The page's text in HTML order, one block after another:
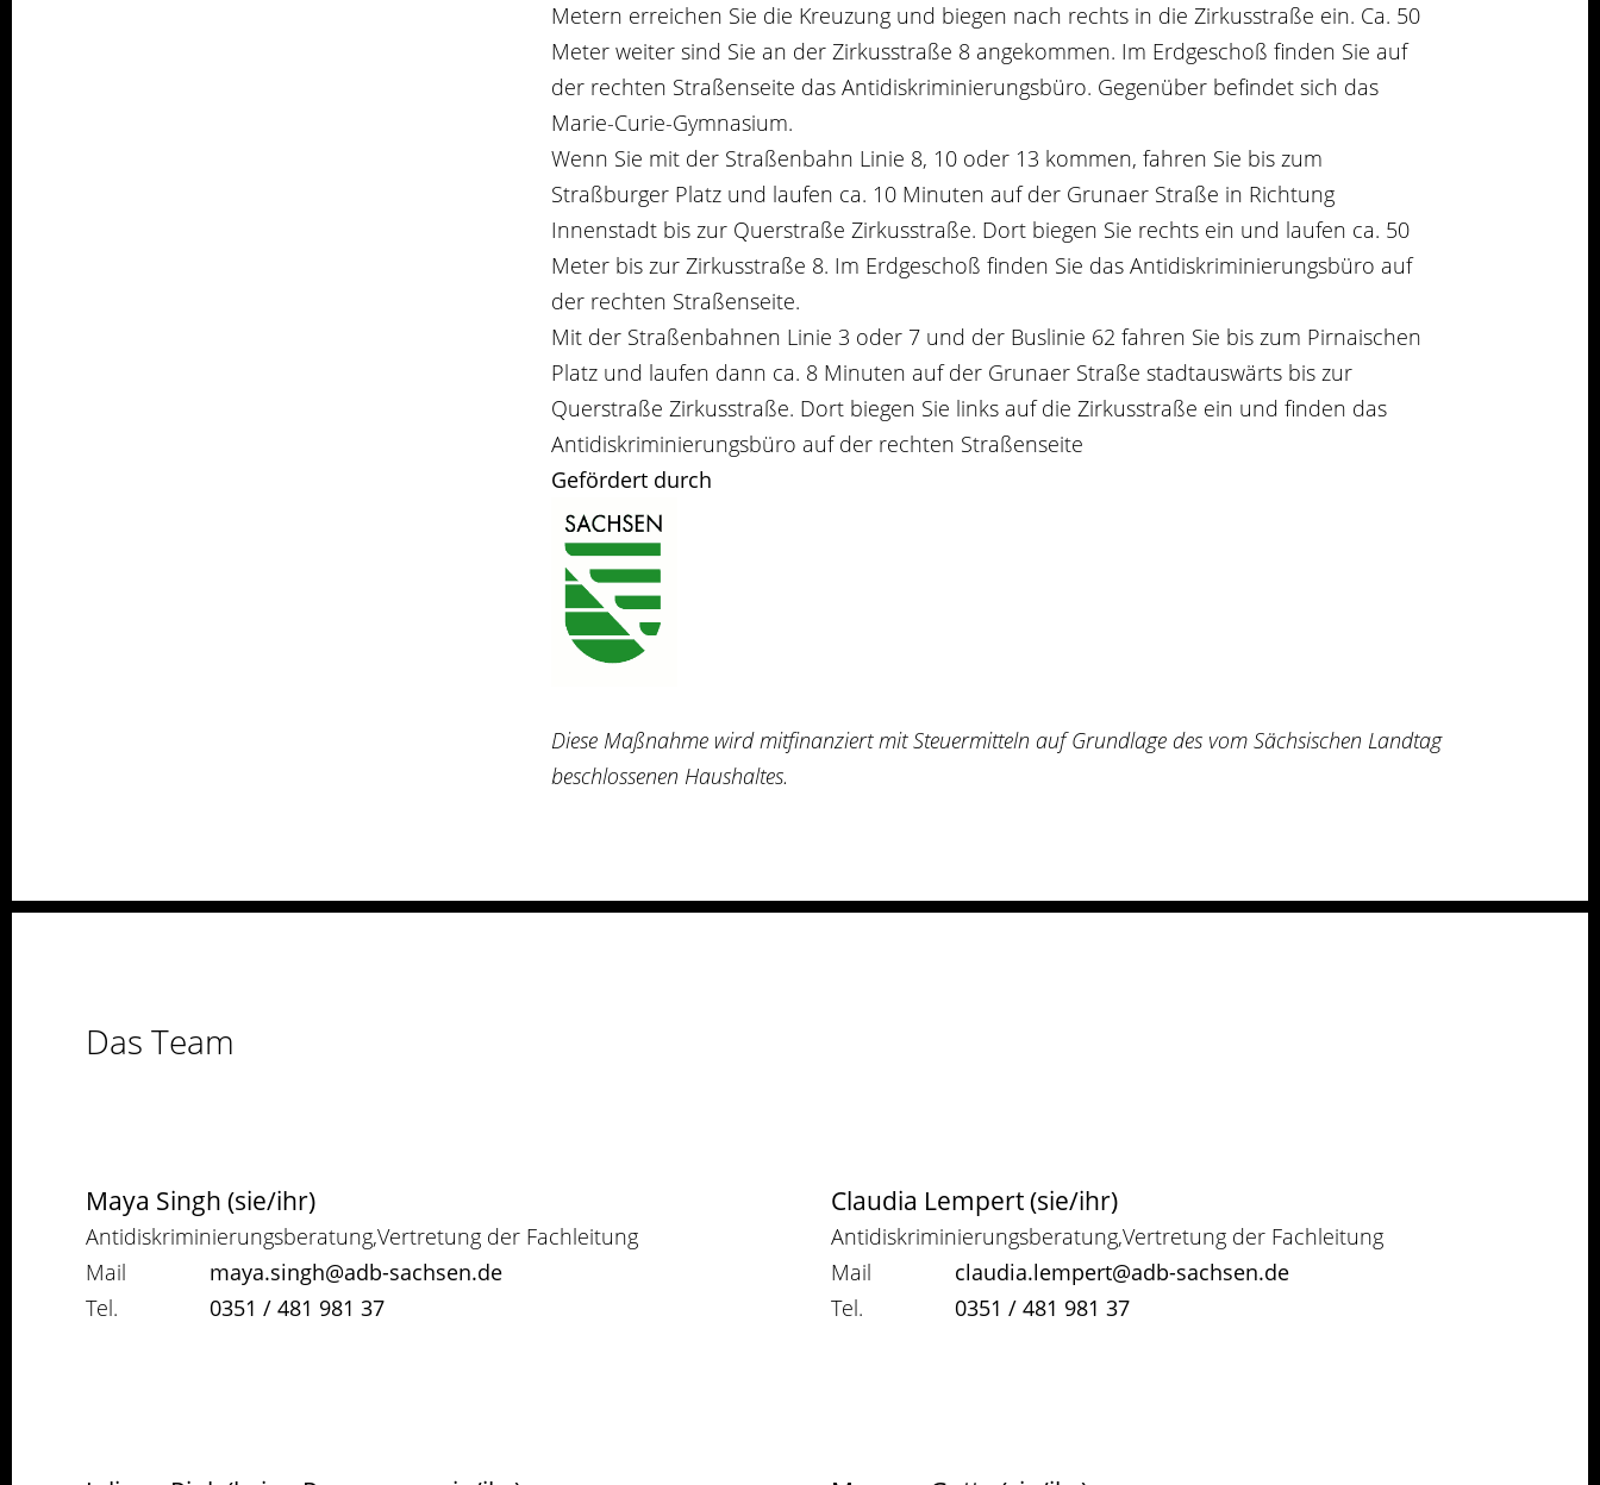
Metern erreichen Sie die Kreuzung und biegen nach rechts in die Zirkusstraße ein. Ca. 50
Meter weiter sind Sie an der Zirkusstraße 8 angekommen. Im Erdgeschoß finden Sie auf
der rechten Straßenseite das Antidiskriminierungsbüro. Gegenüber befindet sich das
Marie-Curie-Gymnasium.
Wenn Sie mit der Straßenbahn Linie 8, 10 oder 13 kommen, fahren Sie bis zum
Straßburger Platz und laufen ca. 10 Minuten auf der Grunaer Straße in Richtung
Innenstadt bis zur Querstraße Zirkusstraße. Dort biegen Sie rechts ein und laufen ca. 50
Meter bis zur Zirkusstraße 8. Im Erdgeschoß finden Sie das Antidiskriminierungsbüro auf
der rechten Straßenseite.
Mit der Straßenbahnen Linie 3 oder 7 und der Buslinie 62 fahren Sie bis zum Pirnaischen
Platz und laufen dann ca. 8 Minuten auf der Grunaer Straße stadtauswärts bis zur
Querstraße Zirkusstraße. Dort biegen Sie links auf die Zirkusstraße ein und finden das
Antidiskriminierungsbüro auf der rechten Straßenseite
Gefördert durch
Diese Maßnahme wird mitfinanziert mit Steuermitteln auf Grundlage des vom Sächsischen Landtag
beschlossenen Haushaltes.
Das Team
Maya Singh (sie/ihr)
Antidiskriminierungsberatung,Vertretung der Fachleitung
Mail
maya.singh@adb-sachsen.de
Tel.
0351 / 481 981 37
Claudia Lempert (sie/ihr)
Antidiskriminierungsberatung,Vertretung der Fachleitung
Mail
claudia.lempert@adb-sachsen.de
Tel.
0351 / 481 981 37